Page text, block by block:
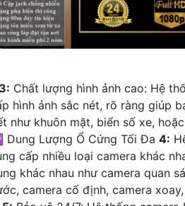
Chất lượng hình ảnh cao: Hệ
hình ảnh sắc nét, rõ ràng giúp
như khuôn mặt, biển số xe,
Dung Lượng Ổ Cứng Tối Đa 4:
cấp nhiều loại camera khác
khác nhau như camera quan
camera cố định, camera xoay,